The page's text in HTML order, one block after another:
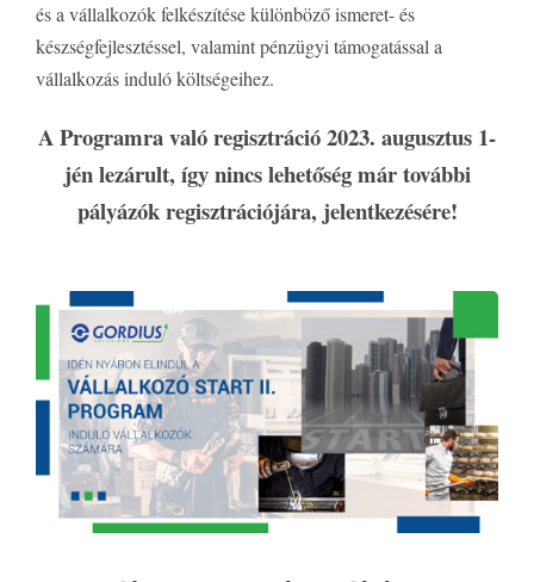
és a vállalkozók felkészítése különböző ismeret- és
készségfejlesztéssel, valamint pénzügyi támogatással a
vállalkozás induló költségeihez.
A Programra való regisztráció 2023. augusztus 1-
jén lezárult, így nincs lehetőség már további
pályázók regisztrációjára, jelentkezésére!